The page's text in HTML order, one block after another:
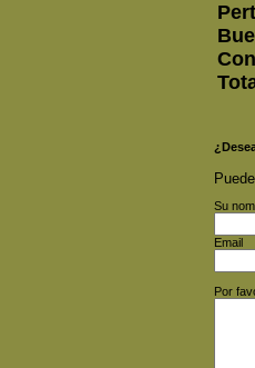
Su
Email
Por